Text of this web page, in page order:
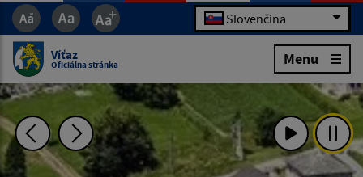
Slovenčina
Víťaz
Oficiálna stránka Menu